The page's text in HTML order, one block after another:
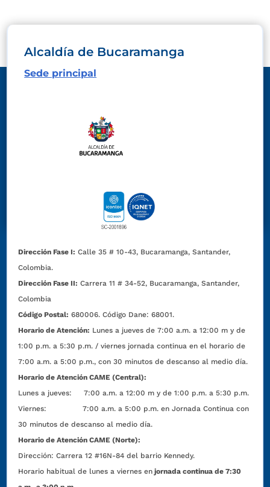
Alcaldía de Bucaramanga
Sede principal
Dirección Fase I: Calle 35 # 10-43, Bucaramanga, Santander,
Colombia.
Dirección Fase II: Carrera 11 # 34-52, Bucaramanga, Santander,
Colombia
Código Postal: 680006. Código Dane: 68001.
Horario de Atención: Lunes a jueves de 7:00 a.m. a 12:00 m y de
1:00 p.m. a 5:30 p.m. / viernes jornada continua en el horario de
7:00 a.m. a 5:00 p.m., con 30 minutos de descanso al medio día.
Horario de Atención CAME (Central):
Lunes a jueves: 7:00 a.m. a 12:00 m y de 1:00 p.m. a 5:30 p.m.
Viernes: 7:00 a.m. a 5:00 p.m. en Jornada Continua con
30 minutos de descanso al medio día.
Horario de Atención CAME (Norte):
Dirección:Carrera 12 #16N-84 del barrio Kennedy.
Horario habitual de lunes a viernes en jornada continua de 7:30